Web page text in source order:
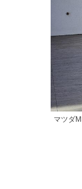
マツダ